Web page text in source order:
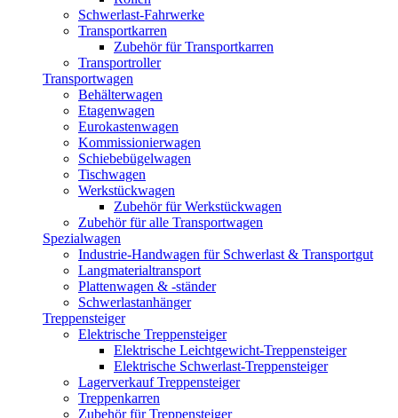
Schwerlast-Fahrwerke
Transportkarren
Zubehör für Transportkarren
Transportroller
Transportwagen
Behälterwagen
Etagenwagen
Eurokastenwagen
Kommissionierwagen
Schiebebügelwagen
Tischwagen
Werkstückwagen
Zubehör für Werkstückwagen
Zubehör für alle Transportwagen
Spezialwagen
Industrie-Handwagen für Schwerlast & Transportgut
Langmaterialtransport
Plattenwagen & -ständer
Schwerlastanhänger
Treppensteiger
Elektrische Treppensteiger
Elektrische Leichtgewicht-Treppensteiger
Elektrische Schwerlast-Treppensteiger
Lagerverkauf Treppensteiger
Treppenkarren
Zubehör für Treppensteiger